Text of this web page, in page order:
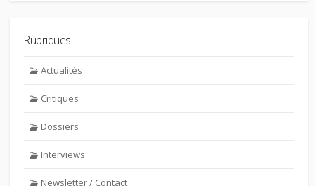
Rubriques
Actualités
Critiques
Dossiers
Interviews
Newsletter / Contact